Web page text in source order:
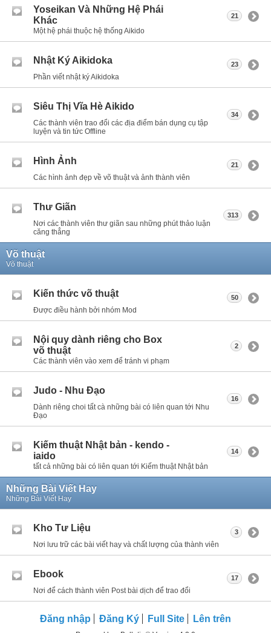
Yoseikan Và Những Hệ Phái
Khác
Một hệ phái thuộc hệ thống Aikido
21
Nhật Ký Aikidoka
Phần viết nhật ký Aikidoka
23
Siêu Thị Vĩa Hè Aikido
Các thành viên trao đổi các địa điểm bán dụng cụ tập
luyện và tin tức Offline
34
Hình Ảnh
Các hình ảnh đẹp về võ thuật và ảnh thành viên
21
Thư Giãn
Nơi các thành viên thư giãn sau những phút thảo luận
căng thẳng
313
Võ thuật
Võ thuật
Kiến thức võ thuật
Được điều hành bởi nhóm Mod
50
Nội quy dành riêng cho Box
võ thuật
Các thành viên vào xem để tránh vi phạm
2
Judo - Nhu Đạo
Dành riêng choi tất cà những bài có liên quan tới Nhu
Đạo
16
Kiếm thuật Nhật bản - kendo -
iaido
tất cả những bài có liên quan tới Kiếm thuật Nhật bản
14
Những Bài Viết Hay
Những Bài Viết Hay
Kho Tư Liệu
Nơi lưu trữ các bài viết hay và chất lượng của thành viên
3
Ebook
Nơi để cách thành viên Post bài dịch để trao đổi
17
Đăng nhập Đăng Ký Full Site Lên trên